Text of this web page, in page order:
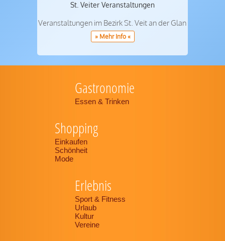
St. Veiter Veranstaltungen
Veranstaltungen im Bezirk St. Veit an der Glan
» Mehr Info «
Gastronomie
Essen & Trinken
Shopping
Einkaufen
Schönheit
Mode
Erlebnis
Sport & Fitness
Urlaub
Kultur
Vereine